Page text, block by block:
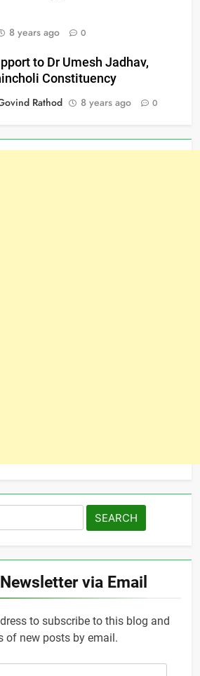
8 years ago 0
to Dr Umesh Jadhav,
Constituency
Rathod
8 years ago 0
via Email
to subscribe to this blog and
of new posts by email.